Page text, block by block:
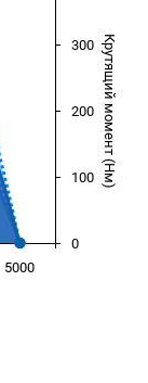
Крутящий момент (Нм)
5000
0
100
200
300